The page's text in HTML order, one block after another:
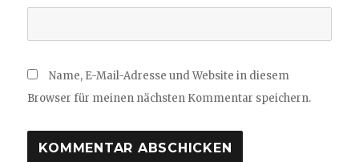
Name, E-Mail-Adresse und Website in diesem
Browser für meinen nächsten Kommentar speichern.